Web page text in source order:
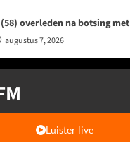
overleden na botsing
augustus 7, 2026
Luister live